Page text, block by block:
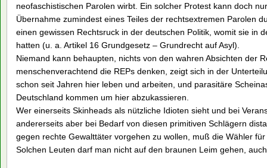
neofaschistischen Parolen wirbt. Ein solcher Protest kann doch
Übernahme zumindest eines Teiles der rechtsextremen Parolen
einen gewissen Rechtsruck in der deutschen Politik, womit sie in
hatten (u. a. Artikel 16 Grundgesetz – Grundrecht auf Asyl).
Niemand kann behaupten, nichts von den wahren Absichten der
menschenverachtend die REPs denken, zeigt sich in der
schon seit Jahren hier leben und arbeiten, und parasitäre
Deutschland kommen um hier abzukassieren.
Wer einerseits Skinheads als nützliche Idioten sieht und bei
andererseits aber bei Bedarf von diesen primitiven Schlägern
gegen rechte Gewalttäter vorgehen zu wollen, muß die Wähler
Solchen Leuten darf man nicht auf den braunen Leim gehen,